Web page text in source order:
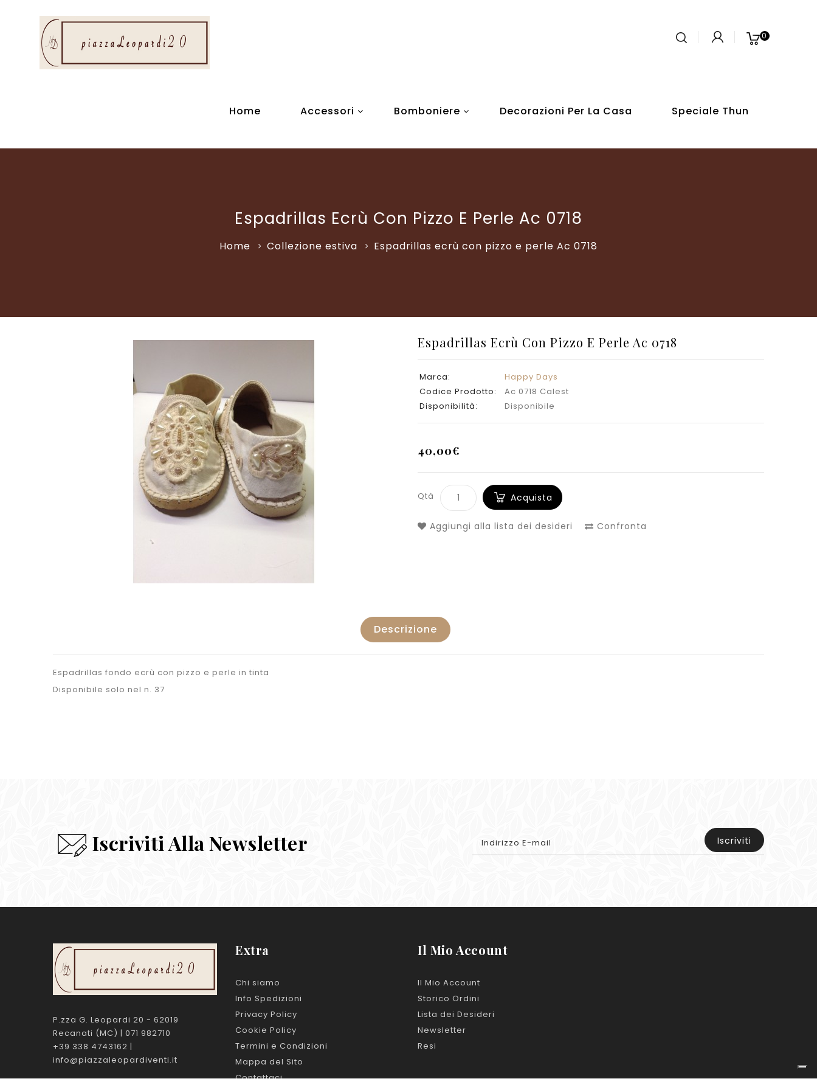
0 prodotti -
Home Accessori Bomboniere Decorazioni Per La Casa Speciale Thun
Espadrillas Ecrù Con Pizzo E Perle Ac 0718
Home Collezione estiva Espadrillas ecrù con pizzo e perle Ac 0718
Espadrillas Ecrù Con Pizzo E Perle Ac 0718
Marca:
Happy Days
Codice Prodotto:
Ac 0718 Calest
Disponibilità:
Disponibile
40,00€
Qtà Acquista
Aggiungi alla lista dei desideri Confronta
Descrizione
Espadrillas fondo ecrù con pizzo e perle in tinta
Disponibile solo nel n. 37
Iscriviti Alla Newsletter Iscriviti
P.zza G. Leopardi 20 - 62019
Recanati (MC) | 071 982710
+39 338 4743162 |
info@piazzaleopardiventi.it
Extra
Chi siamo
Info Spedizioni
Privacy Policy
Cookie Policy
Termini e Condizioni
Mappa del Sito
Contattaci
Il Mio Account
Il Mio Account
Storico Ordini
Lista dei Desideri
Newsletter
Resi